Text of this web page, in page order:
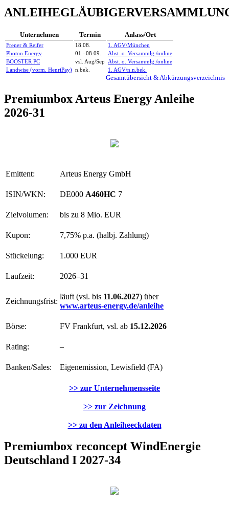
Unternehmen Termin Anlass/Ort
Frener & Reifer 18.08.
1. AGV/München
Photon Energy
01.–08.09.
Abst. o. Versammlg./online
BOOSTER PC
vsl. Aug/Sep
Abst. o. Versammlg./online
Landwise (vorm. HenriPay) n.bek. 1. AGV/n.n.bek.
Gesamtübersicht & Abkürzungsverzeichnis
Premiumbox Arteus Energy Anleihe
2026-31
Emittent: Arteus Energy GmbH
ISIN/WKN: DE000 A460HC 7
Zielvolumen: bis zu 8 Mio. EUR
Kupon: 7,75% p.a. (halbj. Zahlung)
Stückelung: 1.000 EUR
Laufzeit: 2026–31
Zeichnungsfrist:
läuft (vsl. bis 11.06.2027) über
www.arteus-energy.de/anleihe
Börse: FV Frankfurt, vsl. ab 15.12.2026
Rating: –
Banken/Sales: Eigenemission, Lewisfield (FA)
>> zur Unternehmensseite
>> zur Zeichnung
>> zu den Anleiheeckdaten
Premiumbox reconcept WindEnergie
Deutschland I 2027-34